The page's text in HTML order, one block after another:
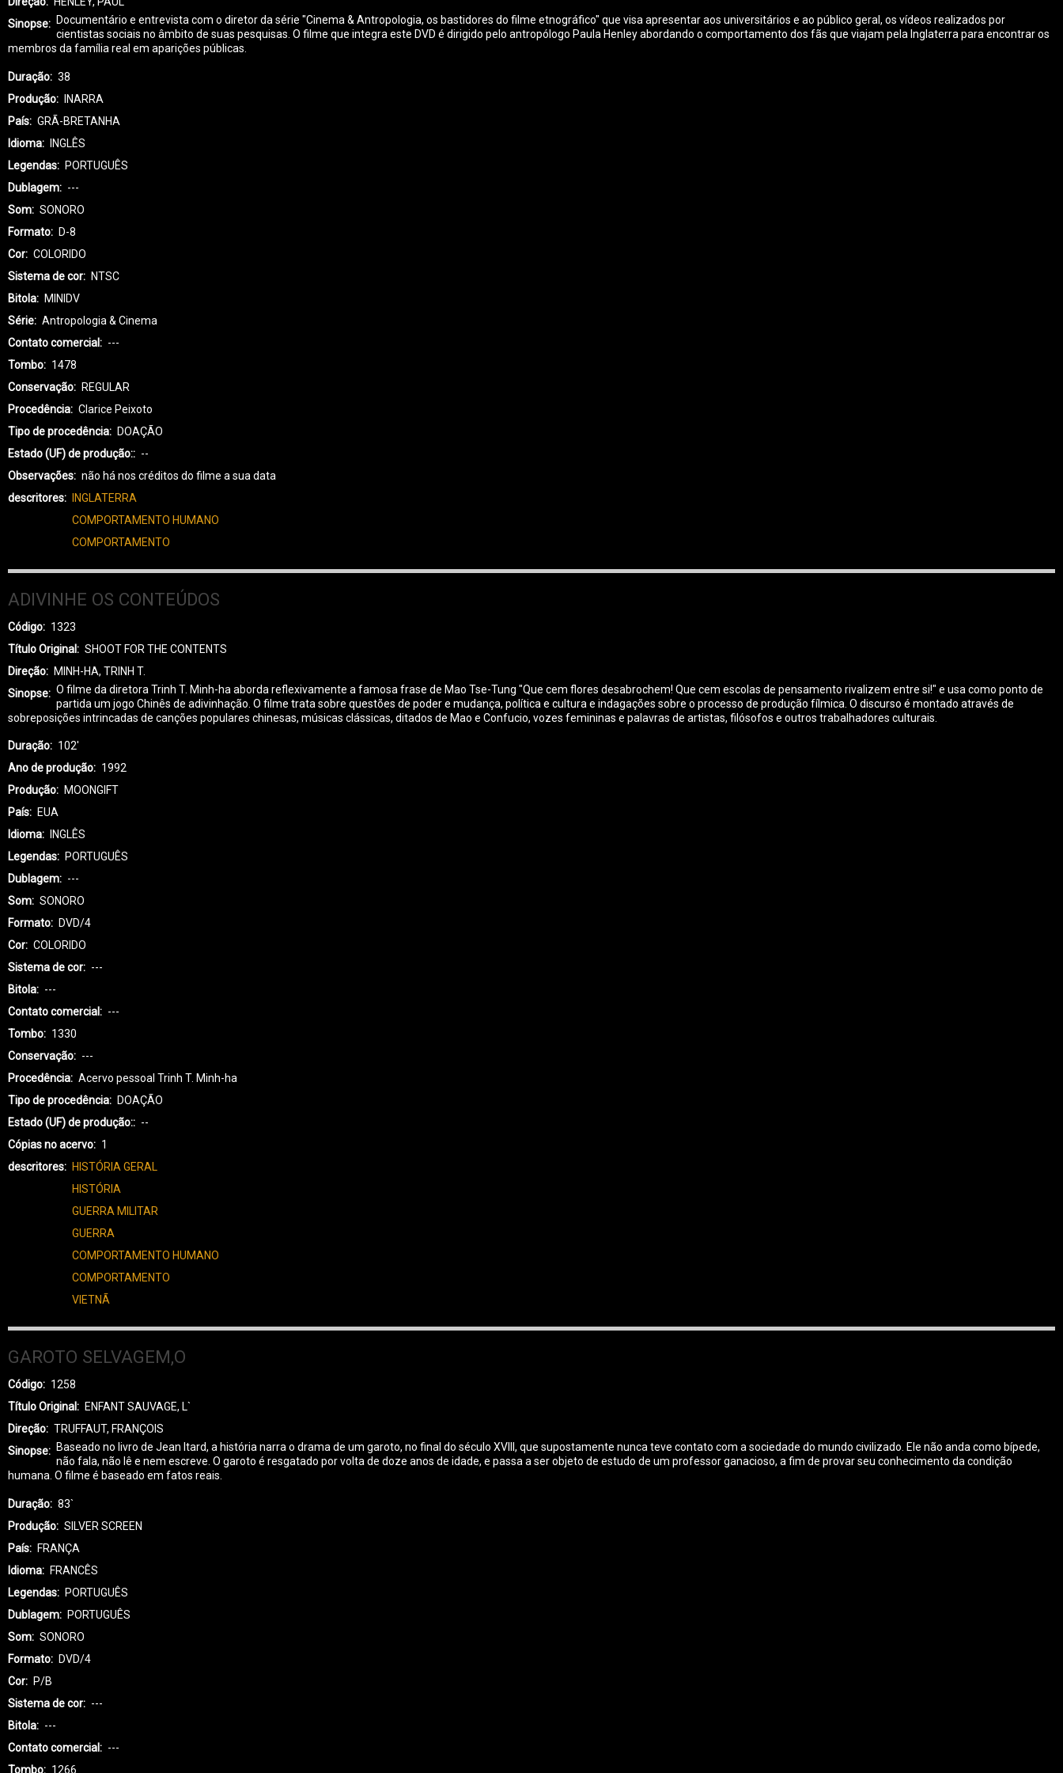
Sinopse
Documentário e entrevista com o diretor da série "Cinema & Antropologia, os bastidores do filme etnográfico" que visa apresentar aos universitários e ao público geral, os vídeos realizados por
cientistas sociais no âmbito de suas pesquisas. O filme que integra este DVD é dirigido pelo antropólogo Paula Henley abordando o comportamento dos fãs que viajam pela Inglaterra para encontrar os
membros da família real em aparições públicas.
Duração
38
Produção
INARRA
País
GRÃ-BRETANHA
Idioma
INGLÊS
Legendas
PORTUGUÊS
Dublagem
---
Som
SONORO
Formato
D-8
Cor
COLORIDO
Sistema de cor
NTSC
Bitola
MINIDV
Série
Antropologia & Cinema
Contato comercial
---
Tombo
1478
Conservação
REGULAR
Procedência
Clarice Peixoto
Tipo de procedência
DOAÇÃO
Estado (UF) de produção:
--
Observações
não há nos créditos do filme a sua data
descritores
INGLATERRA
COMPORTAMENTO HUMANO
COMPORTAMENTO
ADIVINHE OS CONTEÚDOS
Código
1323
Título Original
SHOOT FOR THE CONTENTS
Direção
MINH-HA, TRINH T.
Sinopse
O filme da diretora Trinh T. Minh-ha aborda reflexivamente a famosa frase de Mao Tse-Tung "Que cem flores desabrochem! Que cem escolas de pensamento rivalizem entre si!" e usa como ponto de
partida um jogo Chinês de adivinhação. O filme trata sobre questões de poder e mudança, política e cultura e indagações sobre o processo de produção fílmica. O discurso é montado através de
sobreposições intrincadas de canções populares chinesas, músicas clássicas, ditados de Mao e Confucio, vozes femininas e palavras de artistas, filósofos e outros trabalhadores culturais.
Duração
102'
Ano de produção
1992
Produção
MOONGIFT
País
EUA
Idioma
INGLÊS
Legendas
PORTUGUÊS
Dublagem
---
Som
SONORO
Formato
DVD/4
Cor
COLORIDO
Sistema de cor
---
Bitola
---
Contato comercial
---
Tombo
1330
Conservação
---
Procedência
Acervo pessoal Trinh T. Minh-ha
Tipo de procedência
DOAÇÃO
Estado (UF) de produção:
--
Cópias no acervo
1
descritores
HISTÓRIA GERAL
HISTÓRIA
GUERRA MILITAR
GUERRA
COMPORTAMENTO HUMANO
COMPORTAMENTO
VIETNÃ
GAROTO SELVAGEM,O
Código
1258
Título Original
ENFANT SAUVAGE, L`
Direção
TRUFFAUT, FRANÇOIS
Sinopse
Baseado no livro de Jean Itard, a história narra o drama de um garoto, no final do século XVIII, que supostamente nunca teve contato com a sociedade do mundo civilizado. Ele não anda como bípede,
não fala, não lê e nem escreve. O garoto é resgatado por volta de doze anos de idade, e passa a ser objeto de estudo de um professor ganacioso, a fim de provar seu conhecimento da condição
humana. O filme é baseado em fatos reais.
Duração
83`
Produção
SILVER SCREEN
País
FRANÇA
Idioma
FRANCÊS
Legendas
PORTUGUÊS
Dublagem
PORTUGUÊS
Som
SONORO
Formato
DVD/4
Cor
P/B
Sistema de cor
---
Bitola
---
Contato comercial
---
Tombo
1266